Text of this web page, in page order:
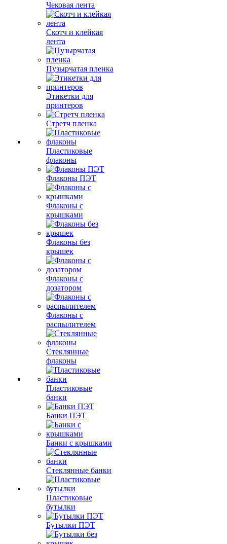
Чековая лента
Скотч и клейкая
лента
Пузырчатая пленка
Этикетки для
принтеров
Стретч пленка
Пластиковые
флаконы
Флаконы ПЭТ
Флаконы с
крышками
Флаконы без
крышек
Флаконы с
дозатором
Флаконы с
распылителем
Стеклянные
флаконы
Пластиковые
банки
Банки ПЭТ
Банки с крышками
Стеклянные банки
Пластиковые
бутылки
Бутылки ПЭТ